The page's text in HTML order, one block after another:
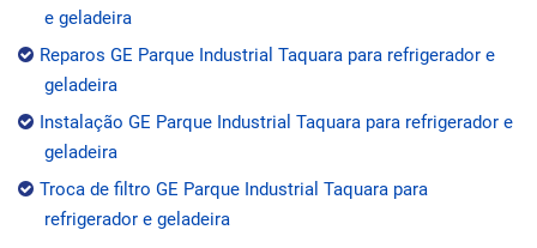
e geladeira
Reparos GE Parque Industrial Taquara para refrigerador e
geladeira
Instalação GE Parque Industrial Taquara para refrigerador e
geladeira
Troca de filtro GE Parque Industrial Taquara para
refrigerador e geladeira